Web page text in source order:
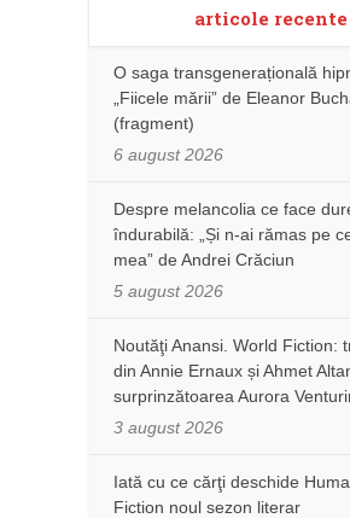
articole recente
O saga transgenerațională
„Fiicele mării” de Eleanor
(fragment)
6 august 2026
Despre melancolia ce face
îndurabilă: „Și n-ai rămas pe
mea” de Andrei Crăciun
5 august 2026
Noutăţi Anansi. World Fiction:
din Annie Ernaux și Ahmet
surprinzătoarea Aurora
3 august 2026
Iată cu ce cărţi deschide
Fiction noul sezon literar